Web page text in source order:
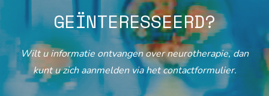
GEÏNTERESSEERD?
Wilt u informatie ontvangen over neurotherapie, dan
kunt u zich aanmelden via het contactformulier.